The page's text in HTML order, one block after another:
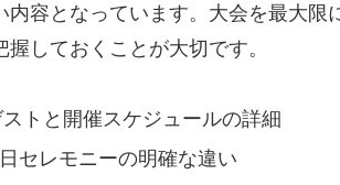
内容となっています。大会を最大限
しておくことが大切です。
トと開催スケジュールの詳細
セレモニーの明確な違い